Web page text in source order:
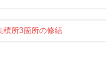
積所3箇所の修繕